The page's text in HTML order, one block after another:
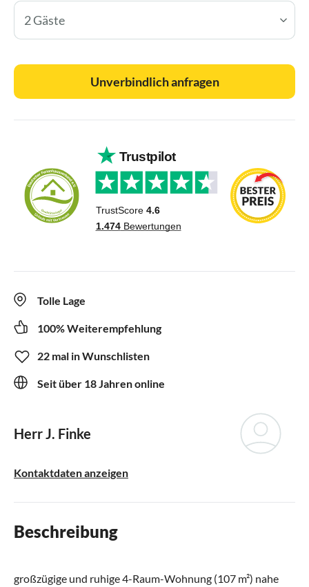
2 Gäste
Unverbindlich anfragen
Tolle Lage
100% Weiterempfehlung
22 mal in Wunschlisten
Seit über 18 Jahren online
Herr J. Finke
Kontaktdaten anzeigen
Beschreibung
großzügige und ruhige 4-Raum-Wohnung (107 m²) nahe